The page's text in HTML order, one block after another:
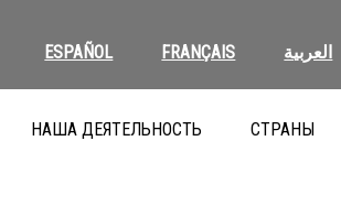
ESPAÑOL FRANÇAIS العربية
НАША ДЕЯТЕЛЬНОСТЬ СТРАНЫ